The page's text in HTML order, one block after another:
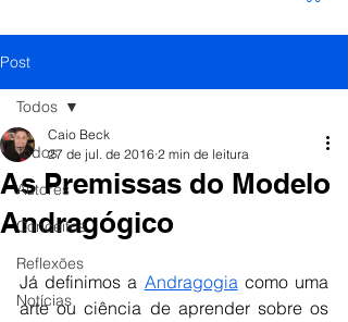
Post
Todos
Autores
Conceitos
Reflexões
Notícias
Todos
As Premissas do Modelo
Andragógico
Caio Beck
27 de jul. de 2016 2 min de leitura
Já definimos a Andragogia como uma
arte ou ciência de aprender sobre os